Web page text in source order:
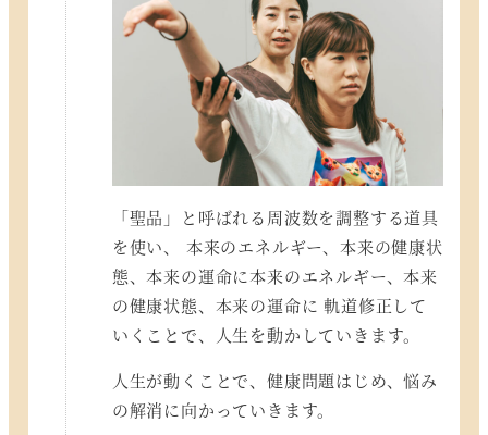
「聖品」と呼ばれる周波数を調整する道具
を使い、 本来のエネルギー、本来の健康状
態、本来の運命に本来のエネルギー、本来
の健康状態、本来の運命に 軌道修正して
いくことで、人生を動かしていきます。
人生が動くことで、健康問題はじめ、悩み
の解消に向かっていきます。